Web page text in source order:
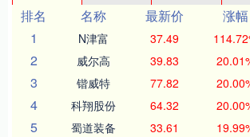
排名
名称 最新价 涨幅
1
N津富 37.49
2 威尔高 39.83
3 锴威特 77.82
4 科翔股份 64.32
5 蜀道装备 33.61